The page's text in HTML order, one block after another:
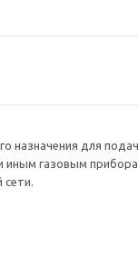
для
газовым
сети.